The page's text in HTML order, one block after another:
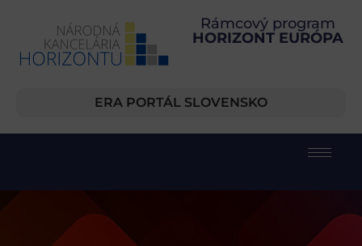
Rámcový program
HORIZONT EURÓPA
ERA PORTÁL SLOVENSKO